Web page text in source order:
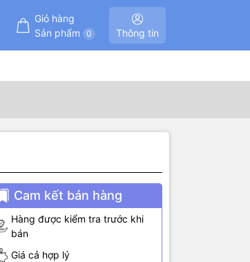
Giỏ hàng
Sản phẩm
0 Thông tin
Cam kết bán hàng
Hàng được kiểm tra trước khi
bán
Giá cả hợp lý